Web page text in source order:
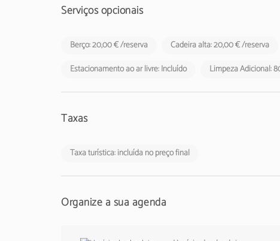
Serviços opcionais
Berço: 20,00 € /reserva Cadeira alta: 20,00 € /reserva
Estacionamento ao ar livre: Incluído
Limpeza Adicional:
Taxas
Taxa turística: incluída no preço final
Organize a sua agenda